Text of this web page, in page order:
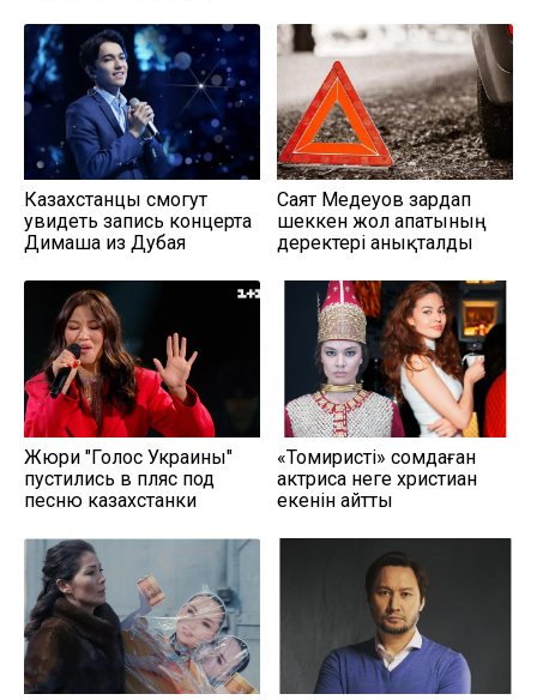
Казахстанцы смогут
увидеть запись концерта
Димаша из Дубая
Саят Медеуов зардап
шеккен жол апатының
деректері анықталды
Жюри "Голос Украины"
пустились в пляс под
песню казахстанки
«Томиристі» сомдаған
актриса неге христиан
екенін айтты